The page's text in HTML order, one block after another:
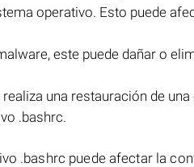
operativo. Esto puede
este puede dañar o
una restauración de
.bashrc.
.bashrc puede afectar la